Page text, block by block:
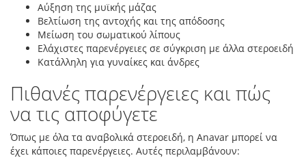
Αύξηση της μυϊκής μάζας
Βελτίωση της αντοχής και της απόδοσης
Μείωση του σωματικού λίπους
Ελάχιστες παρενέργειες σε σύγκριση με άλλα στεροειδή
Κατάλληλη για γυναίκες και άνδρες
Πιθανές παρενέργειες και πώς
να τις αποφύγετε
Όπως με όλα τα αναβολικά στεροειδή, η Anavar μπορεί να
έχει κάποιες παρενέργειες. Αυτές περιλαμβάνουν: